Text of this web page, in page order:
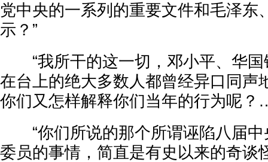
党中央的一系列的重要文件和毛泽东
示？”
“我所干的这一切，邓小平、华国
在台上的绝大多数人都曾经异口同声
你们又怎样解释你们当年的行为呢
“你们所说的那个所谓诬陷八届中
委员的事情，简直是有史以来的奇谈